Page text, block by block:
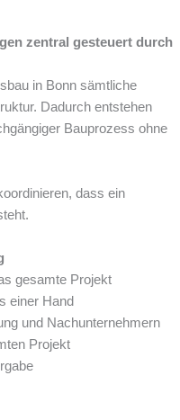
zentral gesteuert durch
in Bonn sämtliche
Dadurch entstehen
Bauprozess ohne
dass ein
gesamte Projekt
einer Hand
und Nachunternehmern
Projekt